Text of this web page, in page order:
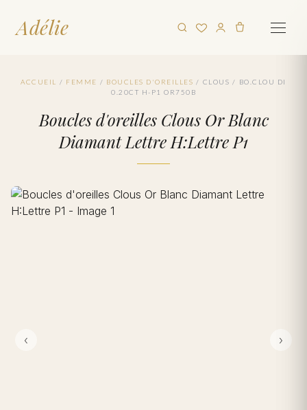
Adélie
ACCUEIL / FEMME / BOUCLES D'OREILLES / CLOUS / BO.CLOU DI
0.20CT H-P1 OR750B
Boucles d'oreilles Clous Or Blanc
Diamant Lettre H:Lettre P1
‹ ›